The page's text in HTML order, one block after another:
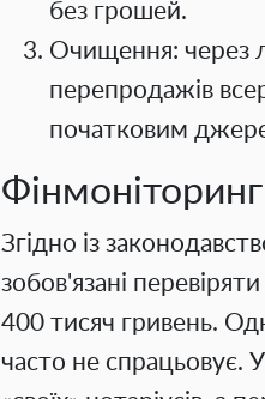
без грошей.
Очищення: через
перепродажів
початковим
Згідно із
зобов'язані
400 тисяч гривень.
часто не спрацьовує.